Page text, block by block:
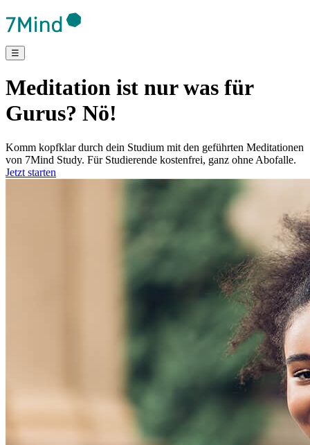
☰
Meditation ist nur was für
Gurus? Nö!
Komm kopfklar durch dein Studium mit den geführten Meditationen
von 7Mind Study. Für Studierende kostenfrei, ganz ohne Abofalle.
Jetzt starten